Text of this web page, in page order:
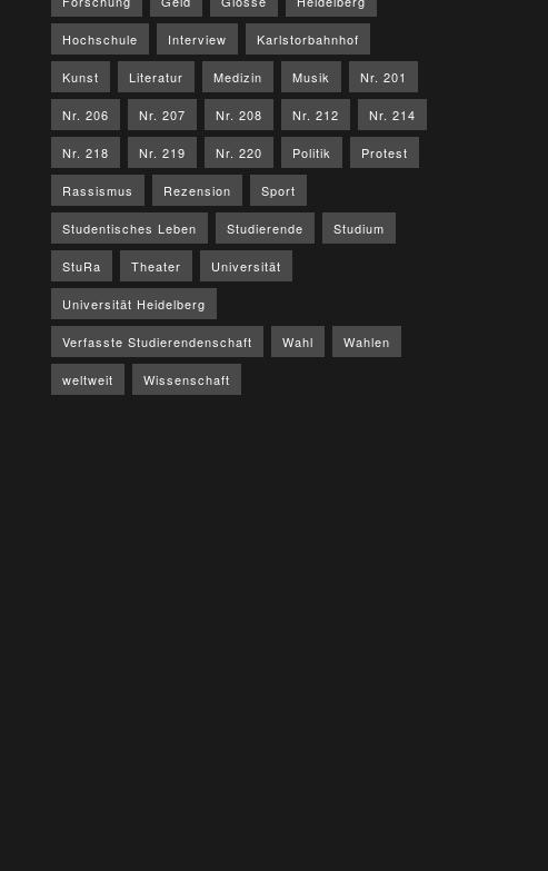
Hochschule Interview Karlstorbahnhof
Kunst Literatur Medizin Musik Nr. 201
Nr. 206 Nr. 207 Nr. 208 Nr. 212 Nr. 214
Nr. 218 Nr. 219 Nr. 220 Politik Protest
Rassismus Rezension Sport
Studentisches Leben Studierende Studium
StuRa Theater Universität
Universität Heidelberg
Verfasste Studierendenschaft Wahl Wahlen
weltweit Wissenschaft